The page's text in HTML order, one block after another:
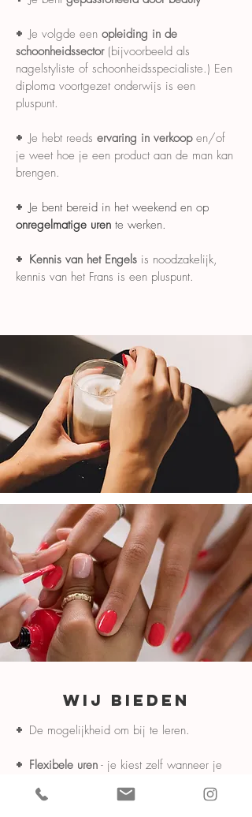
+ Je volgde een opleiding in de
schoonheidssector (bijvoorbeeld als
nagelstyliste of schoonheidsspecialiste.) Een
diploma voortgezet onderwijs is een
pluspunt.
+ Je hebt reeds ervaring in verkoopen/of
je weet hoe je een product aan de man kan
brengen.
+ Je bent bereid in het weekend en op
onregelmatige uren te werken.
+ Kennis van het Engels is noodzakelijk,
kennis van het Frans is een pluspunt.
WIJ BIEDEN
+ De mogelijkheid om bij te leren.
+ Flexibele uren - je kiest zelf wanneer je